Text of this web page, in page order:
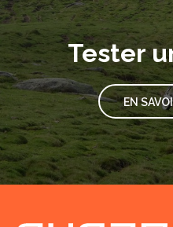
Tester
EN